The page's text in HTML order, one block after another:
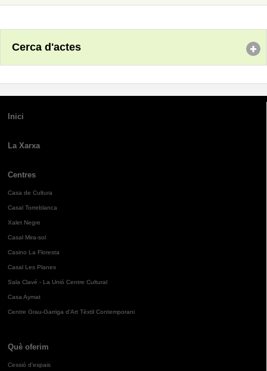
Cerca d'actes
Inici
La Xarxa
Centres
Casa de Cultura
Casal Torreblanca
Xalet Negre
Casal Mira-sol
Casino La Floresta
Casal Les Planes
Sala Clavé - La Unió Centre Cultural
Casa Aymat
Centre Grau-Garriga d'Art Tèxtil Contemporani
Què oferim
Cessió d'espais